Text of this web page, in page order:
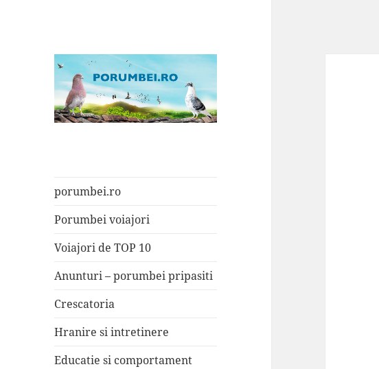
porumbei.ro
Porumbei voiajori
Voiajori de TOP 10
Anunturi – porumbei pripasiti
Crescatoria
Hranire si intretinere
Educatie si comportament